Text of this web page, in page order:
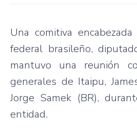
Una comitiva
federal brasileño,
mantuvo una reunión
generales de Itaipu,
Jorge Samek (BR),
entidad.